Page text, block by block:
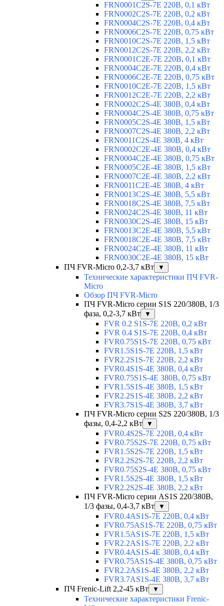
FRN0001C2S-7E 220В, 0,1 кВт
FRN0002C2S-7E 220В, 0,2 кВт
FRN0004C2S-7E 220В, 0,4 кВт
FRN0006C2S-7E 220В, 0,75 кВт
FRN0010C2S-7E 220В, 1,5 кВт
FRN0012C2S-7E 220В, 2,2 кВт
FRN0001C2E-7E 220В, 0,1 кВт
FRN0004C2E-7E 220В, 0,4 кВт
FRN0006C2E-7E 220В, 0,75 кВт
FRN0010C2E-7E 220В, 1,5 кВт
FRN0012C2E-7E 220В, 2,2 кВт
FRN0002C2S-4E 380В, 0,4 кВт
FRN0004C2S-4E 380В, 0,75 кВт
FRN0005C2S-4E 380В, 1,5 кВт
FRN0007C2S-4E 380В, 2,2 кВт
FRN0011C2S-4E 380В, 4 кВт
FRN0002C2E-4E 380В, 0,4 кВт
FRN0004C2E-4E 380В, 0,75 кВт
FRN0005C2E-4E 380В, 1,5 кВт
FRN0007C2E-4E 380В, 2,2 кВт
FRN0011C2E-4E 380В, 4 кВт
FRN0013C2S-4E 380В, 5,5 кВт
FRN0018C2S-4E 380В, 7,5 кВт
FRN0024C2S-4E 380В, 11 кВт
FRN0030C2S-4E 380В, 15 кВт
FRN0013C2E-4E 380В, 5,5 кВт
FRN0018C2E-4E 380В, 7,5 кВт
FRN0024C2E-4E 380В, 11 кВт
FRN0030C2E-4E 380В, 15 кВт
ПЧ FVR-Micro 0,2-3,7 кВт
▼
Технические характеристики ПЧ FVR-
Micro
Обзор ПЧ FVR-Micro
ПЧ FVR-Micro серии S1S 220/380В, 1/3
фаза, 0,2-3,7 кВт
▼
FVR 0.2 S1S-7E 220В, 0,2 кВт
FVR 0.4 S1S-7E 220В, 0,4 кВт
FVR0.75S1S-7E 220В, 0,75 кВт
FVR1.5S1S-7E 220В, 1,5 кВт
FVR2.2S1S-7E 220В, 2,2 кВт
FVR0.4S1S-4E 380В, 0,4 кВт
FVR0.75S1S-4E 380В, 0,75 кВт
FVR1.5S1S-4E 380В, 1,5 кВт
FVR2.2S1S-4E 380В, 2,2 кВт
FVR3.7S1S-4E 380В, 3,7 кВт
ПЧ FVR-Micro серии S2S 220/380В, 1/3
фазы, 0,4-2,2 кВт
▼
FVR0.4S2S-7E 220В, 0,4 кВт
FVR0.75S2S-7E 220В, 0,75 кВт
FVR1.5S2S-7E 220В, 1,5 кВт
FVR2.2S2S-7E 220В, 2,2 кВт
FVR0.75S2S-4E 380В, 0,75 кВт
FVR1.5S2S-4E 380В, 1,5 кВт
FVR2.2S2S-4E 380В, 2,2 кВт
ПЧ FVR-Micro серии AS1S 220/380В,
1/3 фазы, 0,4-3,7 кВт
▼
FVR0.4AS1S-7E 220В, 0,4 кВт
FVR0.75AS1S-7E 220В, 0,75 кВт
FVR1.5AS1S-7E 220В, 1,5 кВт
FVR2.2AS1S-7E 220В, 2,2 кВт
FVR0.4AS1S-4E 380В, 0,4 кВт
FVR0.75AS1S-4E 380В, 0,75 кВт
FVR2.2AS1S-4E 380В, 2,2 кВт
FVR3.7AS1S-4E 380В, 3,7 кВт
ПЧ Frenic-Lift 2,2-45 кВт
▼
Технические характеристики Frenic-